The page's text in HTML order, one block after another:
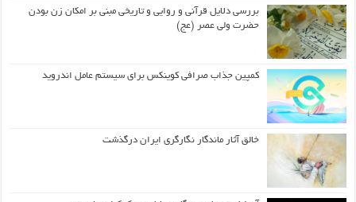
بررسی دلایل قرآنی و روایی و تاریخی مبنی بر امکان زن بودن
حضرت ولی عصر (عج)
کمپین جذاب صرافی کوینکس برای سیستم عامل اندروید
خالق آثار ماندگار نگارگری ایران درگذشت